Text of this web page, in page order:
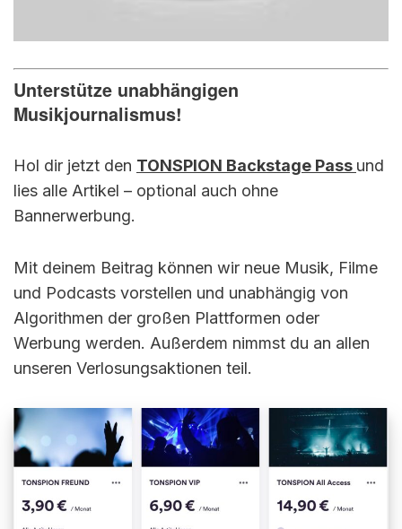
Unterstütze unabhängigen
Musikjournalismus!
Hol dir jetzt den TONSPION Backstage Pass und
lies alle Artikel – optional auch ohne
Bannerwerbung.
Mit deinem Beitrag können wir neue Musik, Filme
und Podcasts vorstellen und unabhängig von
Algorithmen der großen Plattformen oder
Werbung werden. Außerdem nimmst du an allen
unseren Verlosungsaktionen teil.